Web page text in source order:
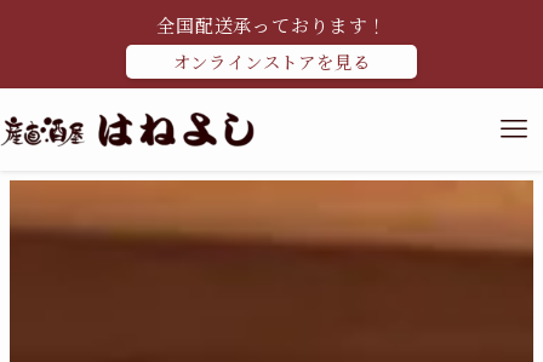
全国配送承っております！
オンラインストアを見る